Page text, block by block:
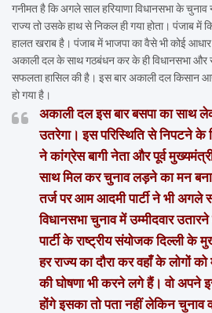
गनीमत है कि अगले साल हरियाणा विधानसभा के चुनाव
राज्य तो उसके हाथ से निकल ही गया होता। पंजाब
हालत खराब है। पंजाब में भाजपा का वैसे भी कोई
अकाली दल के साथ गठबंधन कर के ही विधानसभा
सफलता हासिल की है। इस बार अकाली दल किसान
हो गया है।
अकाली दल इस बार बसपा का साथ
उतरेगा। इस परिस्थिति से निपटने के
ने कांग्रेस बागी नेता और पूर्व
साथ मिल कर चुनाव लड़ने का मन बना
तर्ज पर आम आदमी पार्टी ने भी अगले
विधानसभा चुनाव में उम्मीदवार
पार्टी के राष्ट्रीय संयोजक दिल्ली के
हर राज्य का दौरा कर वहाँ के लोगों
की घोषणा भी करने लगे हैं। वो अपने
होंगे इसका तो पता नहीं लेकिन चुनाव